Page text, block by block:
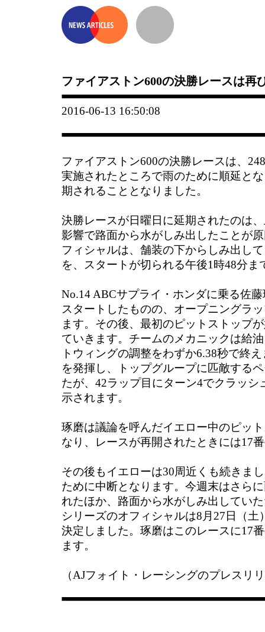
ファイアストン600の決勝レースは再
2016-06-13 16:50:08
ファイアストン600の決勝レースは、
実施されたところで雨のために順延と
期されることとなりました。
決勝レースが日曜日に延期されたのは
影響で路面から水がしみ出したことが
フィシャルは、舗装の下からしみ出し
を、スタートが切られる午後1時48分ま
No.14 ABCサプライ・ホンダに乗る佐
スタートしたものの、オープニングラ
ます。その後、最初のピットストップ
ていきます。チームのメカニックは給
トウィングの調整をわずか6.38秒で終
を発揮し、トップグループに匹敵する
たが、42ラップ目にターン4でクラッシ
示されます。
琢磨は議論を呼んだイエロー中のピッ
なり、レースが再開されたときには17
その後もイエローは30周近くも続きま
ために中断となります。今週末はさら
れたほか、路面から水がしみ出してい
シリーズのオフィシャルは8月27日（土
決定しました。琢磨はこのレースに17
ます。
（AJフォイト・レーシングのプレスリ